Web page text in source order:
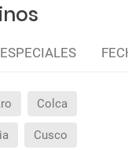
Colca
Cusco